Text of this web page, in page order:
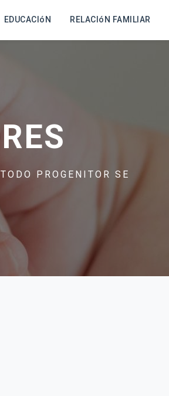
EDUCACIóN RELACIóN FAMILIAR
PROGENITOR SE